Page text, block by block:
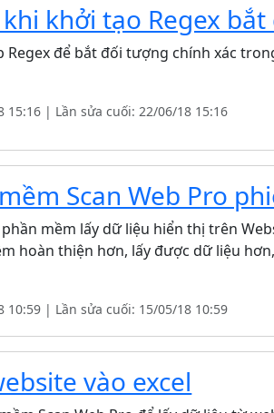
khởi tạo Regex
để bắt đối tượng chính xác
15:16 | Lần sửa cuối: 22/06/18 15:16
Scan Web Pro
mềm lấy dữ liệu hiển thị trên
hoàn thiện hơn, lấy được dữ liệu
10:59 | Lần sửa cuối: 15/05/18 10:59
vào excel